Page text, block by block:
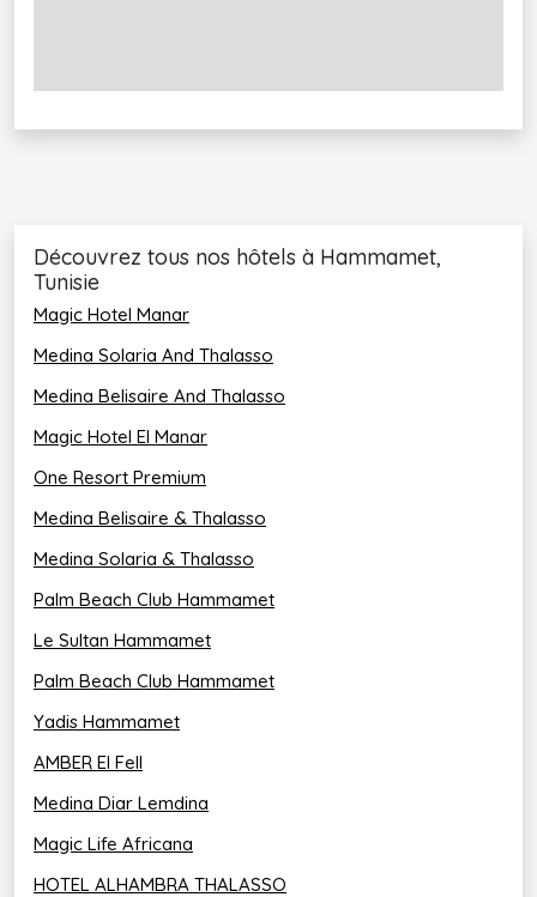
Découvrez tous nos hôtels à Hammamet,
Tunisie
Magic Hotel Manar
Medina Solaria And Thalasso
Medina Belisaire And Thalasso
Magic Hotel El Manar
One Resort Premium
Medina Belisaire & Thalasso
Medina Solaria & Thalasso
Palm Beach Club Hammamet
Le Sultan Hammamet
Palm Beach Club Hammamet
Yadis Hammamet
AMBER El Fell
Medina Diar Lemdina
Magic Life Africana
HOTEL ALHAMBRA THALASSO